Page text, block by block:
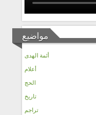
مواضيع
أئمة الهدى
أعلام
الحج
تاريخ
تراجم